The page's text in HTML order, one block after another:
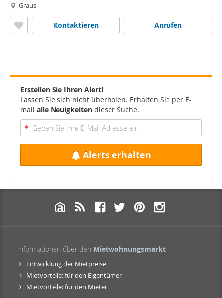
Graus
Anrufen
Kontaktieren
Erstellen Sie Ihren Alert!
Lassen Sie sich nicht überholen. Erhalten Sie per E-
mail alle Neuigkeiten dieser Suche.
Alerts erhalten
Informationen über den Mietwohnungsmarkt
Entwicklung der Mietpreise
Mietvorteile: für den Eigentümer
Mietvorteile: für den Mieter